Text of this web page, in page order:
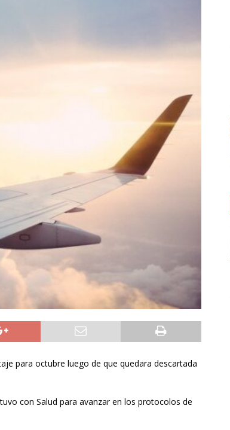
para octubre luego de que quedara descartada
con Salud para avanzar en los protocolos de